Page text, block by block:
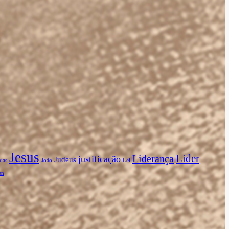
Jesus João Judeus justificação Lei LiderançaLíder